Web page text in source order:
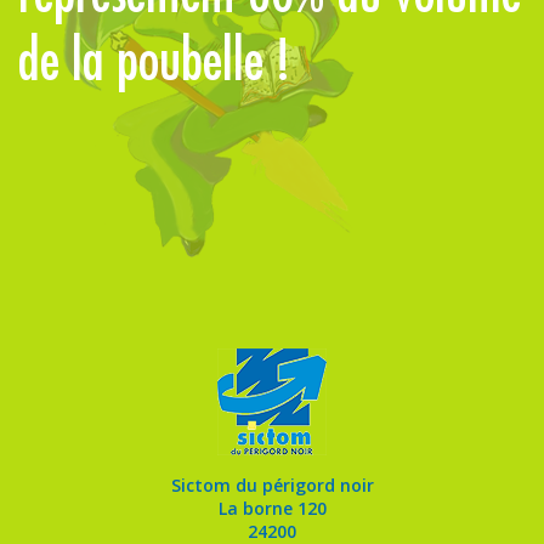
de la poubelle !
Sictom du périgord noir
La borne 120
24200